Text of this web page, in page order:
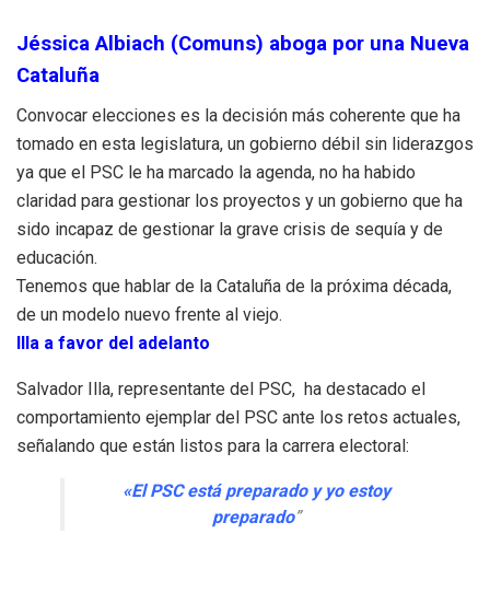
Jéssica Albiach (Comuns) aboga por una Nueva
Cataluña
Convocar elecciones es la decisión más coherente que ha
tomado en esta legislatura, un gobierno débil sin liderazgos
ya que el PSC le ha marcado la agenda, no ha habido
claridad para gestionar los proyectos y un gobierno que ha
sido incapaz de gestionar la grave crisis de sequía y de
educación.
Tenemos que hablar de la Cataluña de la próxima década,
de un modelo nuevo frente al viejo.
Illa a favor del adelanto
Salvador Illa, representante del PSC, ha destacado el
comportamiento ejemplar del PSC ante los retos actuales,
señalando que están listos para la carrera electoral:
«El PSC está preparado y yo estoy
preparado”